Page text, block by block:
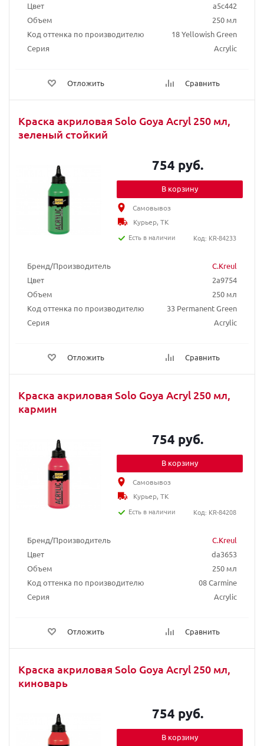
Цвет
a5c442
Объем
250 мл
Код оттенка по производителю
18 Yellowish Green
Серия
Acrylic
Отложить Сравнить
Краска акриловая Solo Goya Acryl 250 мл,
зеленый стойкий
Бренд/Производитель
C.Kreul
Цвет
2a9754
Объем
250 мл
Код оттенка по производителю
33 Permanent Green
Серия
Acrylic
Отложить Сравнить
754 руб.
В корзину
Самовывоз
Курьер, ТК
Есть в наличии
Код: KR-84233
Краска акриловая Solo Goya Acryl 250 мл,
кармин
Бренд/Производитель
C.Kreul
Цвет
da3653
Объем
250 мл
Код оттенка по производителю
08 Carmine
Серия
Acrylic
Отложить Сравнить
754 руб.
В корзину
Самовывоз
Курьер, ТК
Есть в наличии
Код: KR-84208
Краска акриловая Solo Goya Acryl 250 мл,
киноварь
754 руб.
В корзину